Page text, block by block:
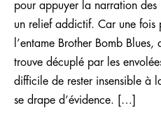
pour appuyer la narration
un relief addictif. Car une fois
l’entame Brother Bomb
trouve décuplé par les
difficile de rester insensible à
se drape d’évidence. […]